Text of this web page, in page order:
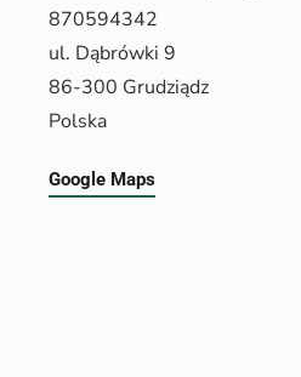
870594342
ul. Dąbrówki 9
86-300 Grudziądz
Polska
Google Maps